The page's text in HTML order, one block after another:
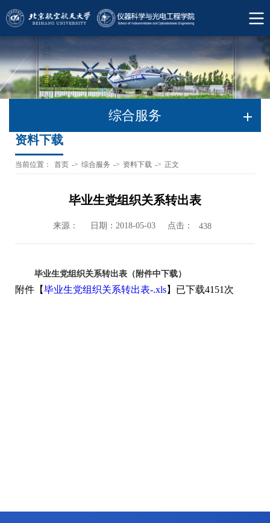
综合服务
资料下载
当前位置： 首页 -> 综合服务 -> 资料下载 -> 正文
毕业生党组织关系转出表
来源： 日期：2018-05-03 点击： 438
毕业生党组织关系转出表（附件中下载）
附件【毕业生党组织关系转出表-.xls】已下载4151 次